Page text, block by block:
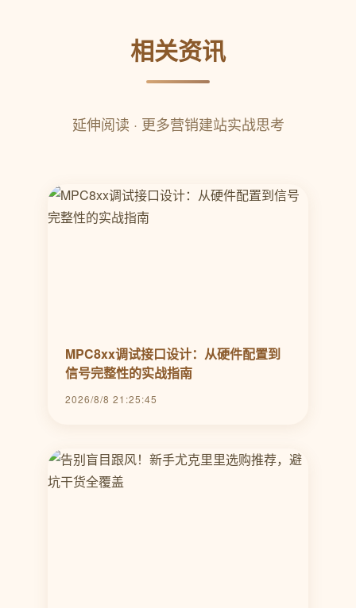
相关资讯
延伸阅读 · 更多营销建站实战思考
MPC8xx调试接口设计：从硬件配置到
信号完整性的实战指南
2026/8/8 21:25:45